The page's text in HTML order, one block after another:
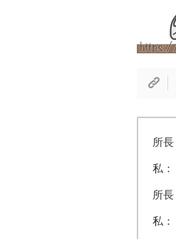
所長
私：
所
私：